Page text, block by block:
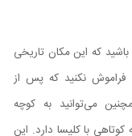
که این مکان تاریخی
فراموش نکنید که پس از
می‌توانید به کوچه
با کلیسا دارد. این